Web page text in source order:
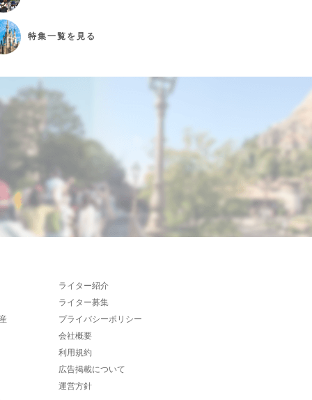
特集一覧を見る
ライター紹介
ライター募集
プライバシーポリシー
会社概要
利用規約
広告掲載について
運営方針